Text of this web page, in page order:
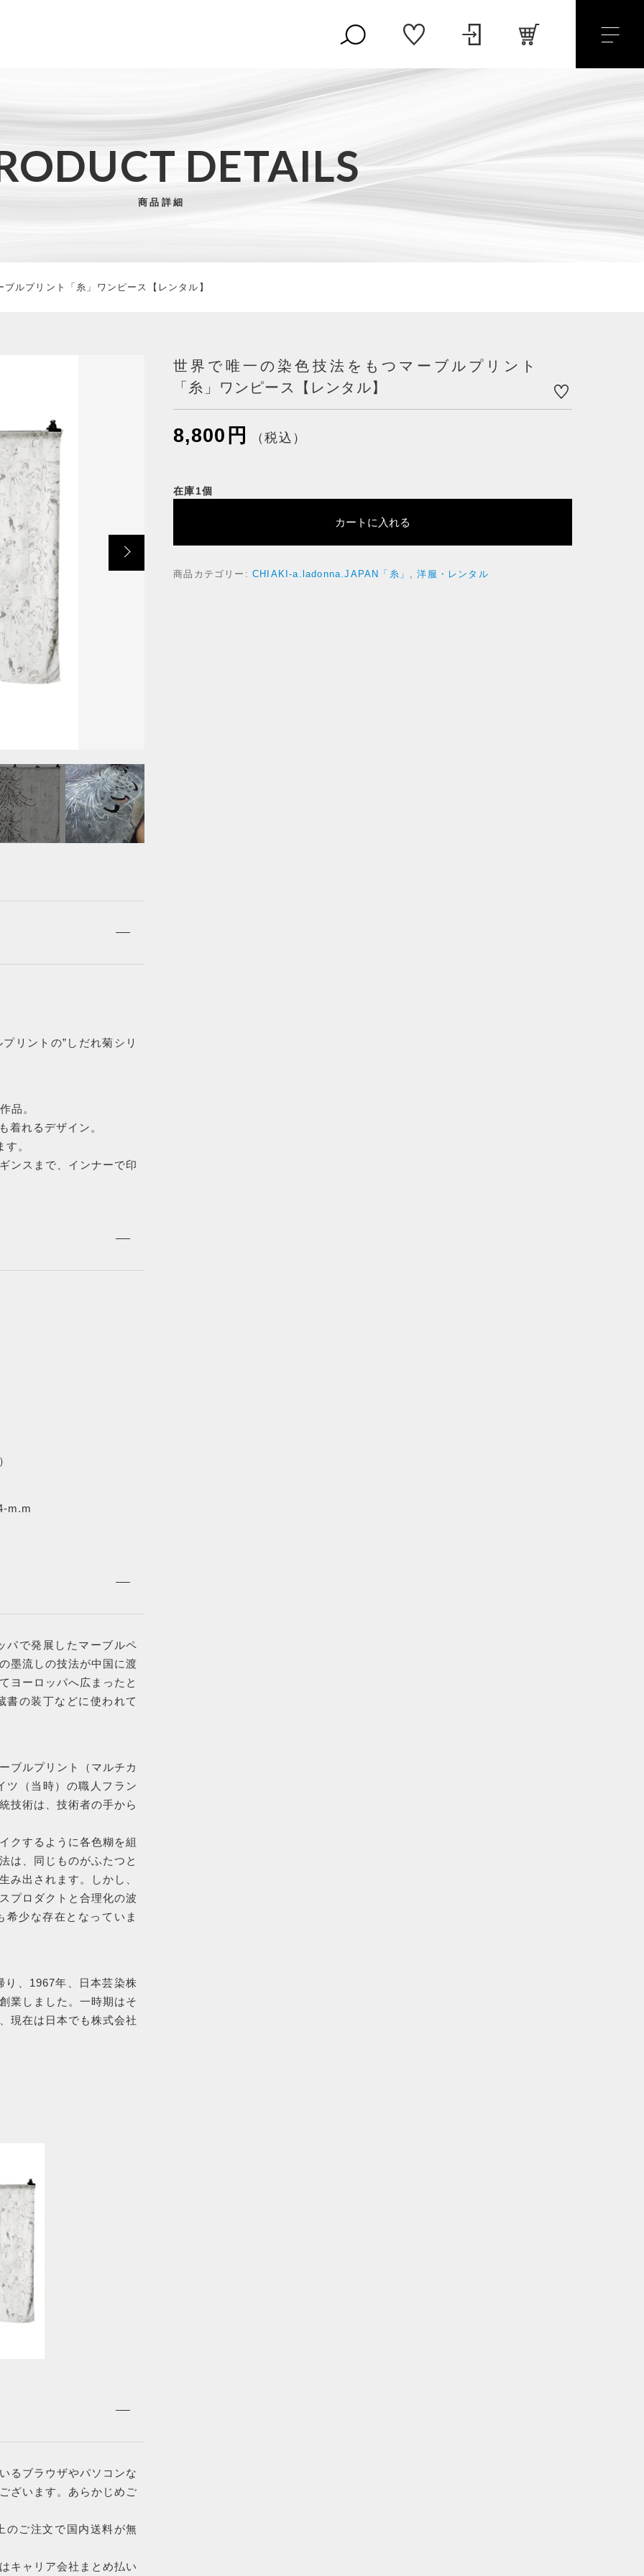
HISTORY
注文履歴
BLOG
ブログ
DETAILS
商品詳細
ルプリント「糸」ワンピース【レンタル】
リントの”しだれ菊シリ
品。
着れるデザイン。
。
ンスまで、インナーで印
m.m
パで発展したマーブルペ
墨流しの技法が中国に渡
ヨーロッパへ広まったと
書の装丁などに使われて
ブルプリント（マルチカ
ツ（当時）の職人フラン
技術は、技術者の手から
クするように各色糊を組
は、同じものがふたつと
み出されます。しかし、
プロダクトと合理化の波
少な存在となっていま
り、1967年、日本芸染株
業しました。一時期はそ
現在は日本でも株式会社
るブラウザやパソコンな
ざいます。あらかじめご
ご注文で国内送料が無
キャリア会社まとめ払い
世界で唯一の染色技法をもつマーブルプリント
「糸」ワンピース【レンタル】
8,800 円 （税込）
在庫1個
カートに入れる
商品カテゴリー: CHIAKI-a.ladonna.JAPAN「糸」 ,洋服・レンタル
8,800円 （税込）
カートを確認する
その他